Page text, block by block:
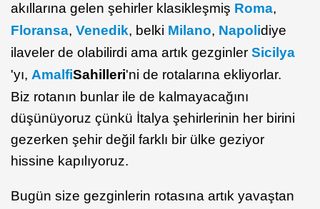
akıllarına gelen şehirler klasikleşmiş Roma,
Floransa, Venedik, belki Milano, Napolidiye
ilaveler de olabilirdi ama artık gezginler Sicilya
'yı, AmalfiSahilleri'ni de rotalarına ekliyorlar.
Biz rotanın bunlar ile de kalmayacağını
düşünüyoruz çünkü İtalya şehirlerinin her birini
gezerken şehir değil farklı bir ülke geziyor
hissine kapılıyoruz.
Bugün size gezginlerin rotasına artık yavaştan